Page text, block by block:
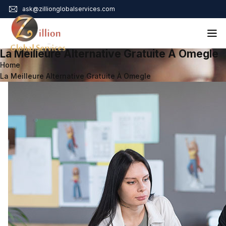
ask@zillionglobalservices.com
Home
About Us
Business Risk Management
Bookkeeping & Tax
Cyber Maturity
Cybersecurity Risk Management
Education & Training
Enterprise Risk Management & Risk Culture
Mock Audit & Examination
Service Education Resources
Sox Compliance
La Meilleure Alternative Gratuite À Omegle
Home
La Meilleure Alternative Gratuite À Omegle